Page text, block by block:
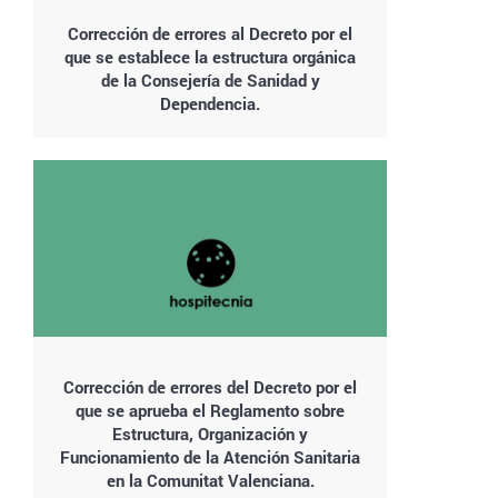
Corrección de errores al Decreto por el
que se establece la estructura orgánica
de la Consejería de Sanidad y
Dependencia.
Corrección de errores del Decreto por el
que se aprueba el Reglamento sobre
Estructura, Organización y
Funcionamiento de la Atención Sanitaria
en la Comunitat Valenciana.